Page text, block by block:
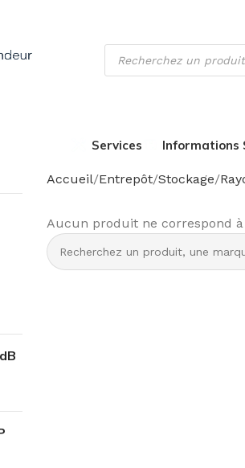
Services Informations
Accueil Entrepôt Stockage
Aucun produit ne correspond